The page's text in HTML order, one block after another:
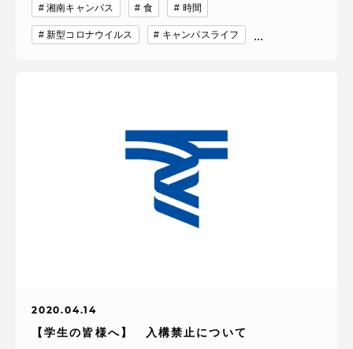
湘南キャンパス 食 時間
新型コロナウイルス キャンパスライフ ...
2020.04.14
【学生の皆様へ】 入構禁止について